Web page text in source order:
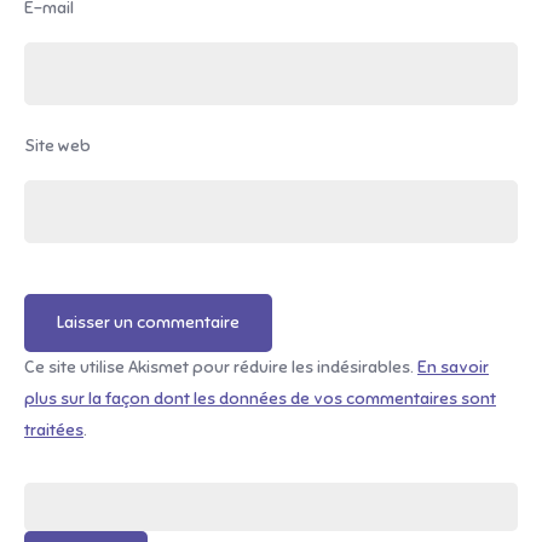
E-mail
Site web
Ce site utilise Akismet pour réduire les indésirables. En savoir
plus sur la façon dont les données de vos commentaires sont
traitées.